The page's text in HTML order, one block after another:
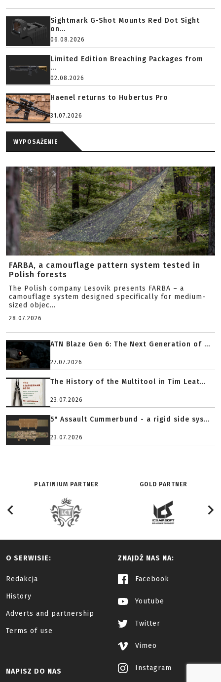
Sightmark G-Shot Mounts Red Dot Sight
on...
06.08.2026
Limited Edition Breaching Packages from
...
02.08.2026
Haenel returns to Hubertus Pro
31.07.2026
WYPOSAŻENIE
FARBA, a camouflage pattern system tested in
Polish forests
The Polish company Lesovik presents FARBA – a
camouflage system designed specifically for medium-
sized objec...
28.07.2026
ATN Blaze Gen 6: The Next Generation of ...
27.07.2026
The History of the Multitool in Tim Leat...
23.07.2026
5" Assault Cummerbund - a rigid side sys...
23.07.2026
PLATINIUM PARTNER GOLD PARTNER
O SERWISIE:
Redakcja
History
Adverts and partnership
Terms of use
ZNAJDŹ NAS NA:
Facebook
Youtube
Twitter
Vimeo
Instagram
NAPISZ DO NAS